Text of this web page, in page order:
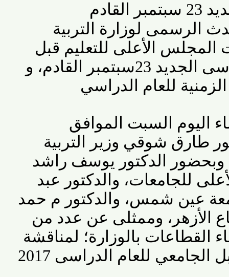
لوزارة التربية
الأعلى للتعليم قبل
الجديد23سبتمبر القادم، و
للعام الدراسي
السبت الموافق
طارق شوقي وزير التربية
وبحضور الدكتور يوسف راشد
للجامعات، والدكتور عبد
عين شمس، والدكتور م حمد
الأزهر، وممثلى عن عدد من
بالوزارة؛ لمناقشة
للعام الدراسى 2017